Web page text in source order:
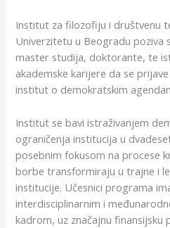
Institut za filozofiju i društvenu
Univerzitetu u Beogradu poziva
master studija, doktorante, te
akademske karijere da se
institut o demokratskim
Institut se bavi istraživanjem
ograničenja institucija u
posebnim fokusom na procese
borbe transformiraju u trajne i
institucije. Učesnici programa
interdisciplinarnim i
kadrom, uz značajnu finansijsku